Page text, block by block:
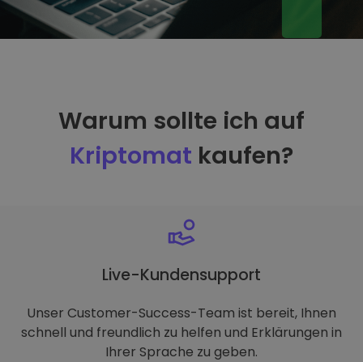
Warum sollte ich auf
Kriptomat kaufen?
Live-Kundensupport
Unser Customer-Success-Team ist bereit, Ihnen
schnell und freundlich zu helfen und Erklärungen in
Ihrer Sprache zu geben.